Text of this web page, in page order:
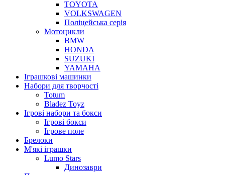
TOYOTA
VOLKSWAGEN
Поліцейська серія
Мотоцикли
BMW
HONDA
SUZUKI
YAMAHA
Іграшкові машинки
Набори для творчості
Totum
Bladez Toyz
Ігрові набори та бокси
Ігрові бокси
Ігрове поле
Брелоки
М'які іграшки
Lumo Stars
Динозаври